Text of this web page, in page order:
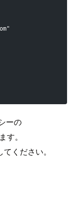
ーの
す。
ください。